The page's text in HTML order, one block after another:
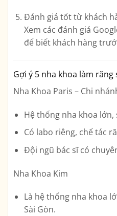
Đánh giá tốt từ khách
Xem các đánh giá
để biết khách hàng
Gợi ý 5 nha khoa làm răng
Nha Khoa Paris – Chi
Hệ thống nha khoa
Có labo riêng, chế tác
Đội ngũ bác sĩ có
Nha Khoa Kim
Là hệ thống nha khoa
Sài Gòn.